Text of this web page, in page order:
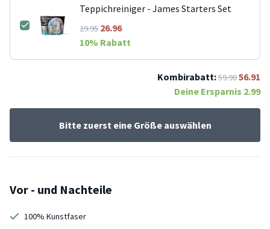
Teppichreiniger - James Starters Set
29.9526.96
10% Rabatt
Kombirabatt:59.9056.91
Deine Ersparnis 2.99
Bitte zuerst eine Größe auswählen
Vor - und Nachteile
100% Kunstfaser